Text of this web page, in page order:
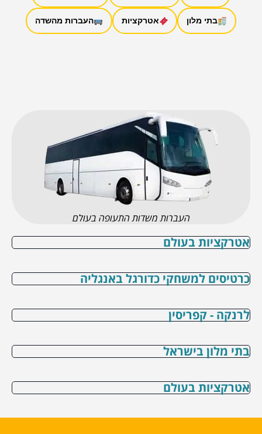
בתי מלון אטרקציות העברות מהשדה
העברות משדות התעופה בעולם
אטרקציות בעולם
כרטיסים למשחקי כדורגל באנגליה
לרנקה - קפריסין
בתי מלון בישראל
אטרקציות בעולם